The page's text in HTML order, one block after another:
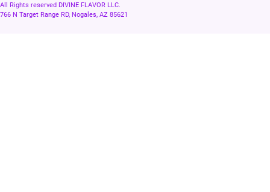
All Rights reserved DIVINE FLAVOR LLC.
766 N Target Range RD, Nogales, AZ 85621